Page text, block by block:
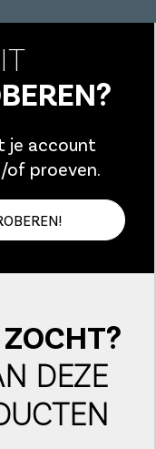
je account
of proeven.
DEZE